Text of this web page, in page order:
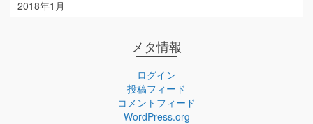
2018年1月
メタ情報
ログイン
投稿フィード
コメントフィード
WordPress.org